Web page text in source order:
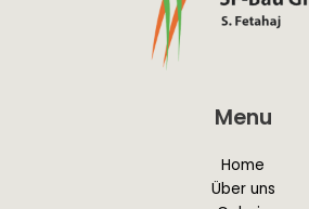
Menu
Home
Über uns